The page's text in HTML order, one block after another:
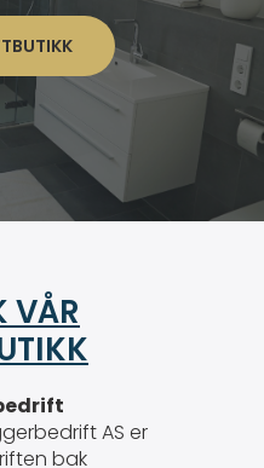
VÅR
AS er
bak